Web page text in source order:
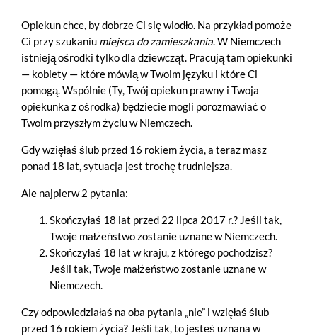
Opiekun chce, by dobrze Ci się wiodło. Na przykład pomoże
Ci przy szukaniu miejsca do zamieszkania. W Niemczech
istnieją ośrodki tylko dla dziewcząt. Pracują tam opiekunki
— kobiety — które mówią w Twoim języku i które Ci
pomogą. Wspólnie (Ty, Twój opiekun prawny i Twoja
opiekunka z ośrodka) będziecie mogli porozmawiać o
Twoim przyszłym życiu w Niemczech.
Gdy wzięłaś ślub przed 16 rokiem życia, a teraz masz
ponad 18 lat, sytuacja jest trochę trudniejsza.
Ale najpierw 2 pytania:
Skończyłaś 18 lat przed 22 lipca 2017 r.? Jeśli tak,
Twoje małżeństwo zostanie uznane w Niemczech.
Skończyłaś 18 lat w kraju, z którego pochodzisz?
Jeśli tak, Twoje małżeństwo zostanie uznane w
Niemczech.
Czy odpowiedziałaś na oba pytania „nie” i wzięłaś ślub
przed 16 rokiem życia? Jeśli tak, to jesteś uznana w